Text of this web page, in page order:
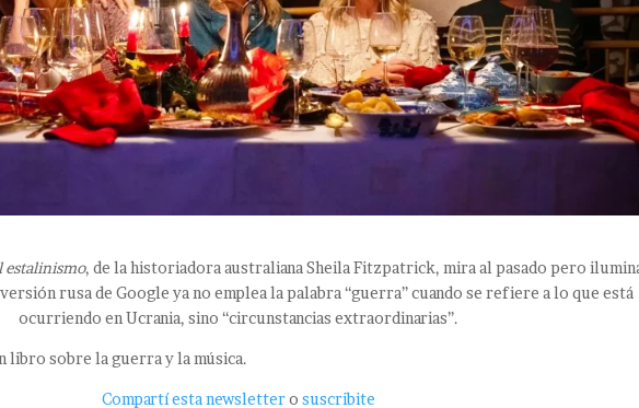
estalinismo, de la historiadora australiana Sheila Fitzpatrick, mira al pasado pero
rusa de Google ya no emplea la palabra “guerra” cuando se refiere a lo que está
ocurriendo en Ucrania, sino “circunstancias extraordinarias”.
libro sobre la guerra y la música.
Compartí esta newsletterosuscribite